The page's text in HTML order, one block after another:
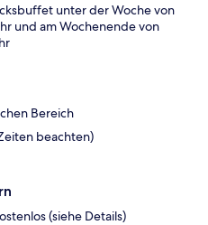
unter der Woche von
und am Wochenende von
Bereich
beachten)
(siehe Details)